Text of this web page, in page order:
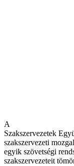
A
Szakszervezetek
szakszervezeti
egyik szövetségi
szakszervezeteit